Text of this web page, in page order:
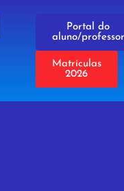
Portal do
aluno/professor
Matrículas
2026